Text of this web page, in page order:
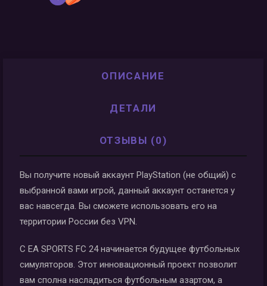
ОПИСАНИЕ
ДЕТАЛИ
ОТЗЫВЫ (0)
Вы получите новый аккаунт PlayStation (не общий) с
выбранной вами игрой, данный аккаунт останется у
вас навсегда. Вы сможете использовать его на
территории России без VPN.
С EA SPORTS FC 24 начинается будущее футбольных
симуляторов. Этот инновационный проект позволит
вам сполна насладиться футбольным азартом, а